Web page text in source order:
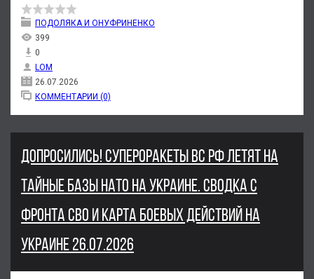
ПОДОЛЯКА И ОНУФРИНЕНКО
399
0
LOM
26.07.2026
КОММЕНТАРИИ (0)
ДОПРОСИЛИСЬ! СУПЕРОРАКЕТЫ ВС РФ ЛЕТЯТ НА
ТАЙНЫЕ БАЗЫ НАТО НА УКРАИНЕ. СВОДКА С
ФРОНТА СВО И КАРТА БОЕВЫХ ДЕЙСТВИЙ НА
УКРАИНЕ 26.07.2026